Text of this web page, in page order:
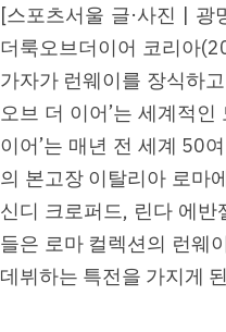
[스포츠서울 글·사진 |
더룩오브더이어 코리아
가자가 런웨이를 장식하
오브 더 이어’는 세계적
이어’는 매년 전 세계 50
의 본고장 이탈리아 로마
신디 크로퍼드, 린다 에
들은 로마 컬렉션의 런웨
데뷔하는 특전을 가지게